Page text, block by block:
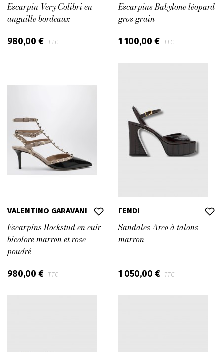
Escarpin Very Colibri en
anguille bordeaux
980,00 € TTC
Escarpins Babylone léopard
gros grain
1 100,00 € TTC
VALENTINO GARAVANI
Escarpins Rockstud en cuir
bicolore marron et rose
poudré
980,00 € TTC
FENDI
Sandales Arco à talons
marron
1 050,00 € TTC